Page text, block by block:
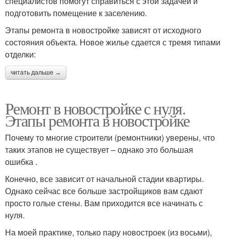
подготовить помещение к заселению.
Этапы ремонта в новостройке зависят от исходного
состояния объекта. Новое жилье сдается с тремя типами
отделки:
читать дальше →
Ремонт в новостройке с нуля.
Этапы ремонта в новостройке
Почему то многие строители (ремонтники) уверены, что
таких этапов не существует – однако это большая
ошибка .
Конечно, все зависит от начальной стадии квартиры.
Однако сейчас все больше застройщиков вам сдают
просто голые стены. Вам приходится все начинать с
нуля.
На моей практике, только пару новостроек (из восьми),